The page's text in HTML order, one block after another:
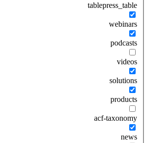
tablepress_table
webinars
podcasts
videos
solutions
products
acf-taxonomy
news